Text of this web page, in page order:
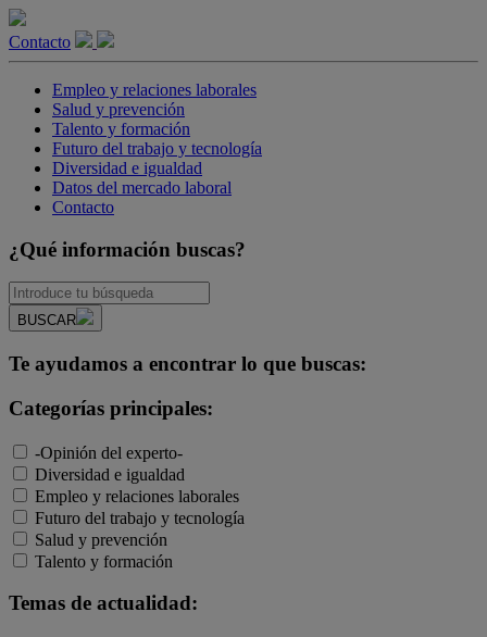
Contacto
Empleo y relaciones laborales
Salud y prevención
Talento y formación
Futuro del trabajo y tecnología
Diversidad e igualdad
Datos del mercado laboral
Contacto
¿Qué información buscas?
BUSCAR
Te ayudamos a encontrar lo que buscas:
Categorías principales:
-Opinión del experto-
Diversidad e igualdad
Empleo y relaciones laborales
Futuro del trabajo y tecnología
Salud y prevención
Talento y formación
Temas de actualidad: